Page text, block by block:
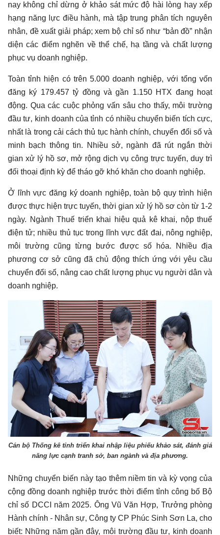
nay không chỉ dừng ở khảo sát mức độ hài lòng hay xếp
hạng năng lực điều hành, mà tập trung phân tích nguyên
nhân, đề xuất giải pháp; xem bộ chỉ số như “bản đồ” nhận
diện các điểm nghẽn về thể chế, hạ tầng và chất lượng
phục vụ doanh nghiệp.
Toàn tỉnh hiện có trên 5.000 doanh nghiệp, với tổng vốn
đăng ký 179.457 tỷ đồng và gần 1.150 HTX đang hoạt
động. Qua các cuộc phỏng vấn sâu cho thấy, môi trường
đầu tư, kinh doanh của tỉnh có nhiều chuyển biến tích cực,
nhất là trong cải cách thủ tục hành chính, chuyển đổi số và
minh bạch thông tin. Nhiều sở, ngành đã rút ngắn thời
gian xử lý hồ sơ, mở rộng dịch vụ công trực tuyến, duy trì
đối thoại định kỳ để tháo gỡ khó khăn cho doanh nghiệp.
Ở lĩnh vực đăng ký doanh nghiệp, toàn bộ quy trình hiện
được thực hiện trực tuyến, thời gian xử lý hồ sơ còn từ 1-2
ngày. Ngành Thuế triển khai hiệu quả kê khai, nộp thuế
điện tử; nhiều thủ tục trong lĩnh vực đất đai, nông nghiệp,
môi trường cũng từng bước được số hóa. Nhiều địa
phương cơ sở cũng đã chủ động thích ứng với yêu cầu
chuyển đổi số, nâng cao chất lượng phục vụ người dân và
doanh nghiệp.
Cán bộ Thống kê tỉnh triển khai nhập liệu phiếu khảo sát, đánh giá
năng lực cạnh tranh sở, ban ngành và địa phương.
Những chuyển biến này tạo thêm niềm tin và kỳ vọng của
cộng đồng doanh nghiệp trước thời điểm tỉnh công bố Bộ
chỉ số DCCI năm 2025. Ông Vũ Văn Hợp, Trưởng phòng
Hành chính - Nhân sự, Công ty CP Phúc Sinh Sơn La, cho
biết: Những năm gần đây, môi trường đầu tư, kinh doanh